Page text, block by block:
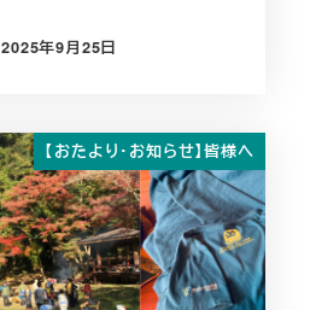
投稿日
2025年9月25日
【おたより・お知らせ】皆様へ